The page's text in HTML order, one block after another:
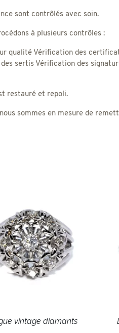
sont contrôlés avec soin.
à plusieurs contrôles :
qualité Vérification des
sertis Vérification des
restauré et repoli.
sommes en mesure de
vintage diamants